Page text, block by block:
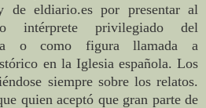
de eldiario.es por presentar al
intérprete privilegiado del
o como figura llamada a
en la Iglesia española. Los
siempre sobre los relatos.
quien aceptó que gran parte de